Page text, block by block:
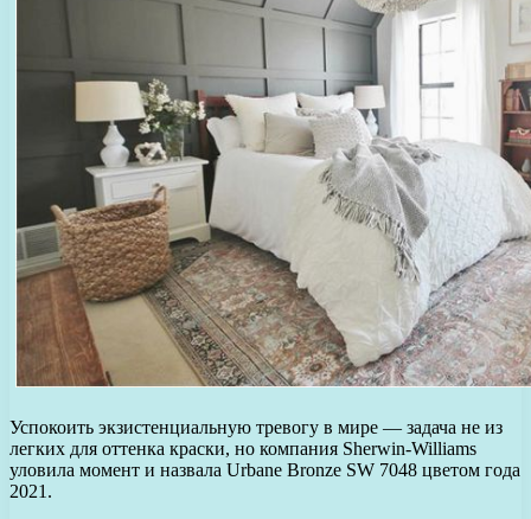
Успокоить экзистенциальную тревогу в мире — задача не из
легких для оттенка краски, но компания Sherwin-Williams
уловила момент и назвала Urbane Bronze SW 7048 цветом года
2021.